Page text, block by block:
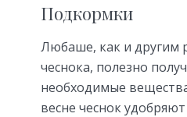
Подкормки
Любаше, как и другим
чеснока, полезно
необходимые
весне чеснок